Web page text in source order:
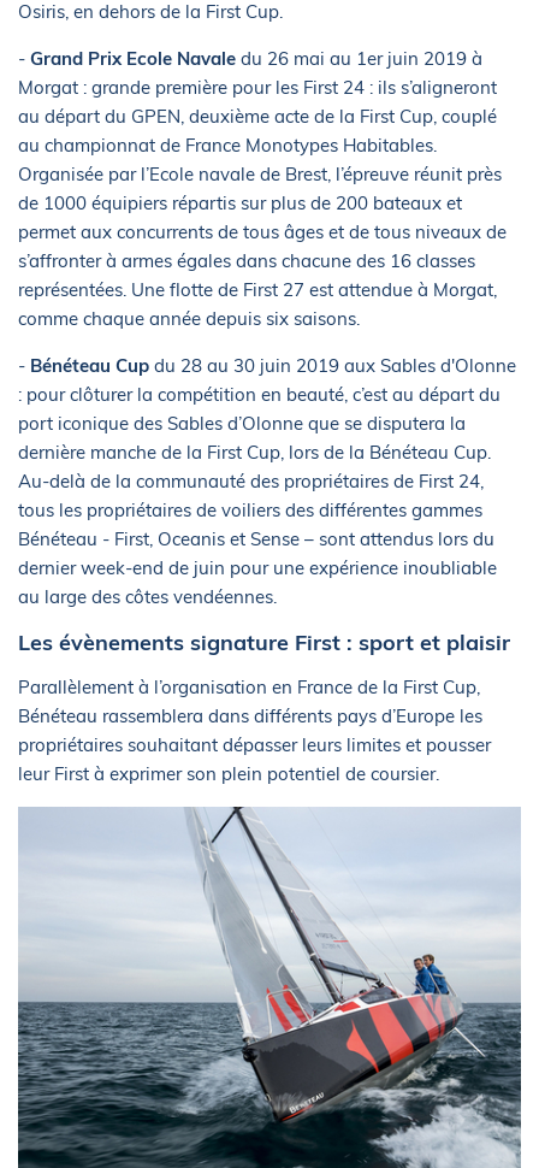
Osiris, en dehors de la First Cup.
- Grand Prix Ecole Navale du 26 mai au 1er juin 2019 à
Morgat : grande première pour les First 24 : ils s’aligneront
au départ du GPEN, deuxième acte de la First Cup, couplé
au championnat de France Monotypes Habitables.
Organisée par l’Ecole navale de Brest, l’épreuve réunit près
de 1000 équipiers répartis sur plus de 200 bateaux et
permet aux concurrents de tous âges et de tous niveaux de
s’affronter à armes égales dans chacune des 16 classes
représentées. Une flotte de First 27 est attendue à Morgat,
comme chaque année depuis six saisons.
- Bénéteau Cup du 28 au 30 juin 2019 aux Sables d'Olonne
: pour clôturer la compétition en beauté, c’est au départ du
port iconique des Sables d’Olonne que se disputera la
dernière manche de la First Cup, lors de la Bénéteau Cup.
Au-delà de la communauté des propriétaires de First 24,
tous les propriétaires de voiliers des différentes gammes
Bénéteau - First, Oceanis et Sense – sont attendus lors du
dernier week-end de juin pour une expérience inoubliable
au large des côtes vendéennes.
Les évènements signature First : sport et plaisir
Parallèlement à l’organisation en France de la First Cup,
Bénéteau rassemblera dans différents pays d’Europe les
propriétaires souhaitant dépasser leurs limites et pousser
leur First à exprimer son plein potentiel de coursier.